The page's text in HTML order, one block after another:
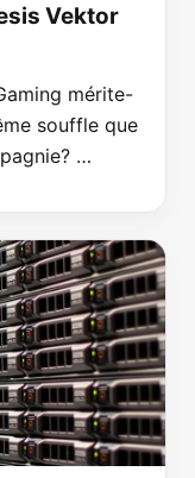
Vektor
mérite-
souffle que
…